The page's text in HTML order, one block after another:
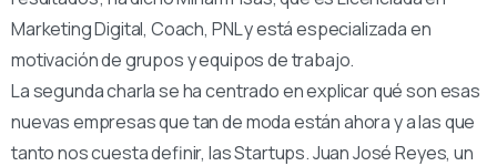
Marketing Digital, Coach, PNL y está especializada en
motivación de grupos y equipos de trabajo.
La segunda charla se ha centrado en explicar qué son esas
nuevas empresas que tan de moda están ahora y a las que
tanto nos cuesta definir, las Startups. Juan José Reyes, un